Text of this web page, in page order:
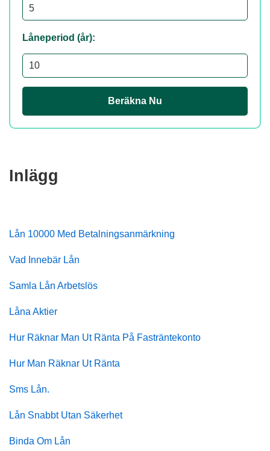
Låneperiod (år):
Beräkna Nu
Inlägg
Lån 10000 Med Betalningsanmärkning
Vad Innebär Lån
Samla Lån Arbetslös
Låna Aktier
Hur Räknar Man Ut Ränta På Fasträntekonto
Hur Man Räknar Ut Ränta
Sms Lån.
Lån Snabbt Utan Säkerhet
Binda Om Lån